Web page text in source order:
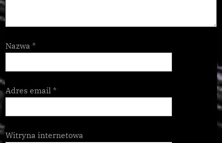
Nazwa *
Adres email *
Witryna internetowa